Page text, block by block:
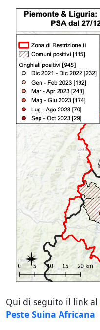
Qui di seguito il link al
Peste Suina Africana